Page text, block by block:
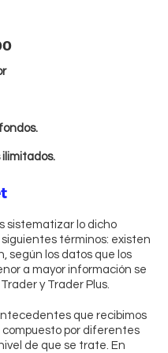
ilimitados.
sistematizar lo dicho
términos: existen
según los datos que los
a mayor información se
y Trader Plus.
que recibimos
compuesto por diferentes
de que se trate. En